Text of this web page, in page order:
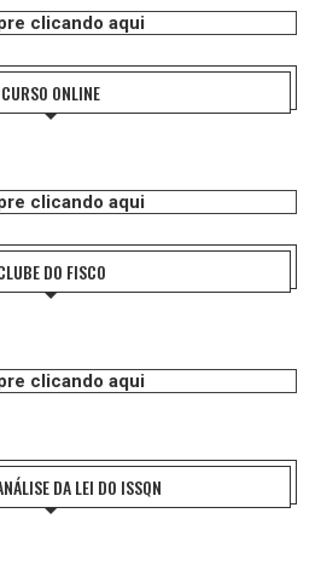
clicando aqui
CURSO ONLINE
clicando aqui
DO FISCO
clicando aqui
DA LEI DO ISSQN